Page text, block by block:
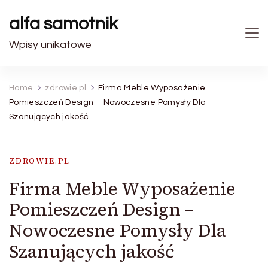
alfa samotnik
Wpisy unikatowe
Home zdrowie.pl
Firma Meble Wyposażenie
Pomieszczeń Design – Nowoczesne Pomysły Dla
Szanujących jakość
ZDROWIE.PL
Firma Meble Wyposażenie
Pomieszczeń Design –
Nowoczesne Pomysły Dla
Szanujących jakość